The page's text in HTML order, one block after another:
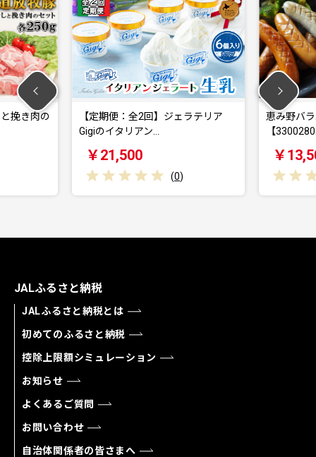
挽き肉の
【定期便：全2回】ジェラテリア
Gigiのイタリアン…
￥21,500
(0)
恵み野バ
【
￥
JALふるさと納税
JALふるさと納税とは
初めてのふるさと納税
控除上限額シミュレーション
お知らせ
よくあるご質問
お問い合わせ
自治体関係者の皆さまへ